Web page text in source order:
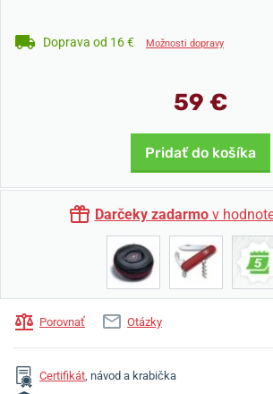
Doprava od 16 € Možnosti dopravy
59 €
Pridať do košíka
Darčeky zadarmov
Porovnať Otázky
Certifikát, návod a krabička